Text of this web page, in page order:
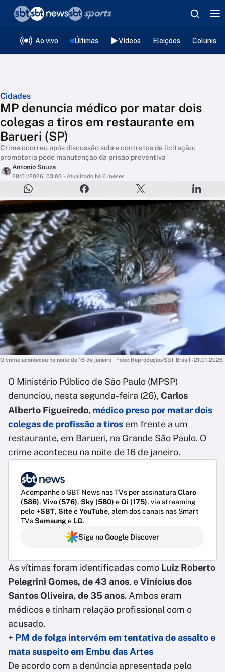
Ao vivo Últimas Vídeos Eleições
Cidades
MP denuncia médico por matar dois
colegas a tiros em restaurante em
Barueri (SP)
Crime ocorreu após discussão sobre contratos de licitação;
promotoria pede manutenção da prisão preventiva
Antonio Souza
28/01/2026, 03:03 • Atualizado há 6 mêses
O crime aconteceu na noite de 16 de janeiro | Foto: Reprodução/SBT Brasil - 21.01.2026
O Ministério Público de São Paulo (MPSP)
denunciou, nesta segunda-feira (26), Carlos
Alberto Figueiredo, médico preso por matar dois
colegas de profissão a tiros em frente a um
restaurante, em Barueri, na Grande São Paulo. O
crime aconteceu na noite de 16 de janeiro.
Acompanhe o SBT News nas TVs por assinatura Claro
(586), Vivo (576), Sky (580) eOi (175), via streaming
pelo+SBT, SiteeYouTube, além dos canais nas Smart
TVsSamsunge LG.
Siga no Google Discover
As vítimas foram identificadas como Luiz Roberto
Pelegrini Gomes, de 43 anos, eVinícius dos
Santos Oliveira, de 35 anos. Ambos eram
médicos e tinham relação profissional com o
acusado.
+ PM de folga intervém em tentativa de assalto e
mata suspeito em Embu das Artes
De acordo com a denúncia apresentada pelo
❮voltar
Editorias